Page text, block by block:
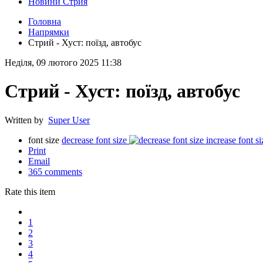
Головна
Напрямки
Стрий - Хуст: поїзд, автобус
Неділя, 09 лютого 2025 11:38
Стрий - Хуст: поїзд, автобус
Written by Super User
font size decrease font size
increase font
Print
Email
365 comments
Rate this item
1
2
3
4